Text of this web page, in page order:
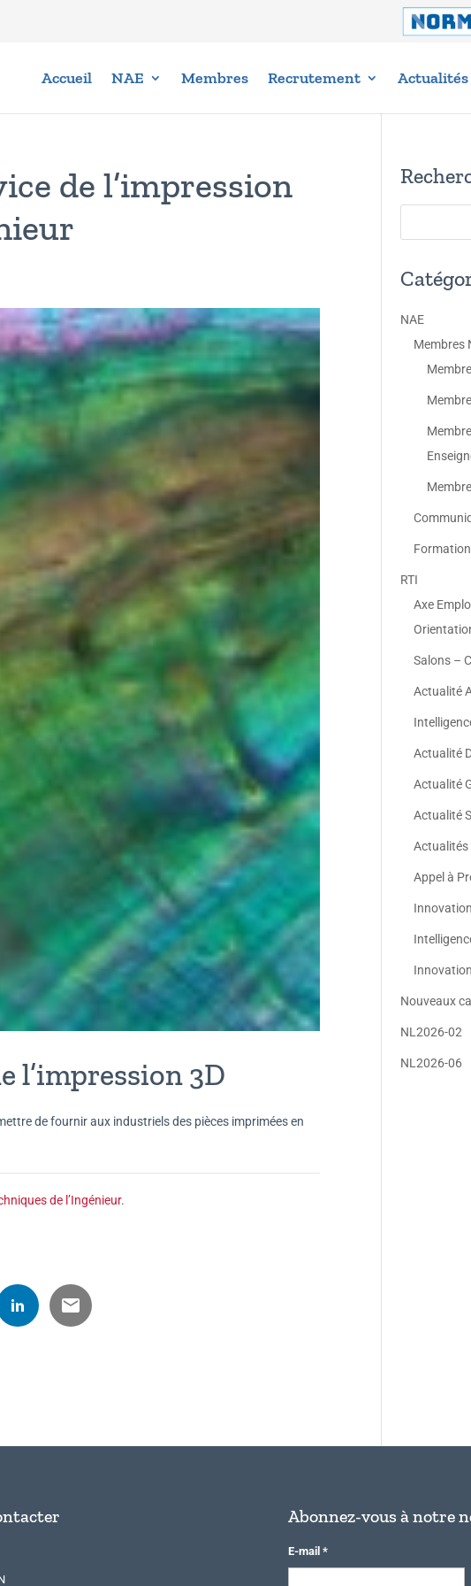
Accueil NAE Membres Recrutement Actualités
de l’impression
l’impression 3D
de fournir aux industriels des pièces imprimées en
de l’Ingénieur.
NAE
Membres
Formation
RTI
Axe
Salons –
Actualité
Actualité
Actualité
Actualité
Actualités
Appel à
Nouveaux
NL2026-02
NL2026-06
Abonnez-vous à notre
E-mail *